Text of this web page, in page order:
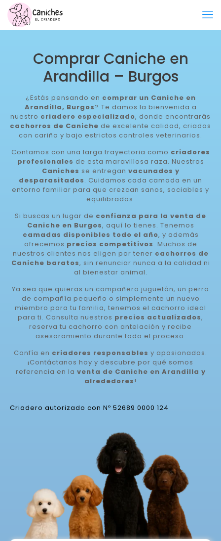
Comprar Caniche en
Arandilla – Burgos
¿Estás pensando en comprar un Caniche en
Arandilla, Burgos? Te damos la bienvenida a
nuestro criadero especializado, donde encontrarás
cachorros de Caniche de excelente calidad, criados
con cariño y bajo estrictos controles veterinarios.
Contamos con una larga trayectoria como criadores
profesionales de esta maravillosa raza. Nuestros
Caniches se entregan vacunados y
desparasitados. Cuidamos cada camada en un
entorno familiar para que crezcan sanos, sociables y
equilibrados.
Si buscas un lugar de confianza para la venta de
Caniche en Burgos, aquí lo tienes. Tenemos
camadas disponibles todo el año, y además
ofrecemos precios competitivos. Muchos de
nuestros clientes nos eligen por tener cachorros de
Caniche baratos, sin renunciar nunca a la calidad ni
al bienestar animal.
Ya sea que quieras un compañero juguetón, un perro
de compañía pequeño o simplemente un nuevo
miembro para tu familia, tenemos el cachorro ideal
para ti. Consulta nuestros precios actualizados,
reserva tu cachorro con antelación y recibe
asesoramiento durante todo el proceso.
Confía en criadores responsables y apasionados.
¡Contáctanos hoy y descubre por qué somos
referencia en la venta de Caniche en Arandilla y
alrededores!
Criadero autorizado con Nº 52689 0000 124